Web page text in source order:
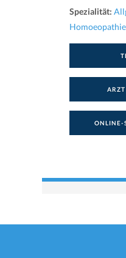
Spezialität:
ONLINE-